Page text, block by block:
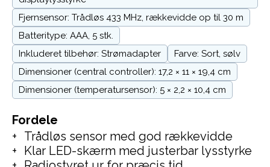
Fordele
Trådløs sensor med god rækkevidde
Klar LED-skærm med justerbar lysstyrke
Fjernsensor: Trådløs 433 MHz, rækkevidde op til 30 m
Batteritype: AAA, 5 stk.
Inkluderet tilbehør: Strømadapter
Farve: Sort, sølv
Dimensioner (central controller): 17,2 × 11 × 19,4 cm
Dimensioner (temperatursensor): 5 × 2,2 × 10,4 cm